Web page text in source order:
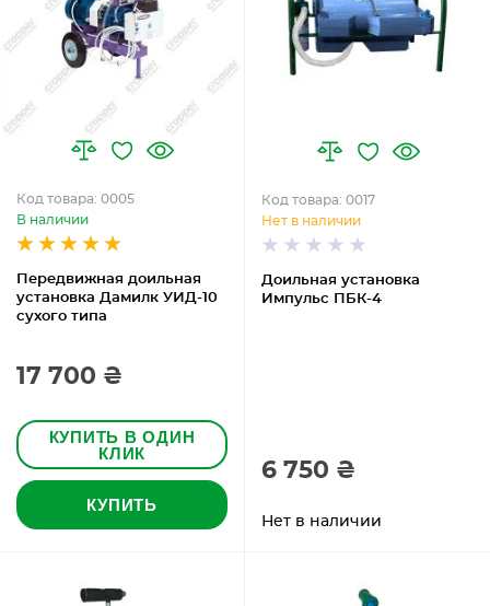
Передвижная доильная
установка Дамилк УИД-10
сухого типа
Код товара: 0005
В наличии
17 700 ₴
КУПИТЬ В ОДИН
КЛИК
КУПИТЬ
Доильная установка
Импульс ПБК-4
Код товара: 0017
Нет в наличии
6 750 ₴
Нет в наличии